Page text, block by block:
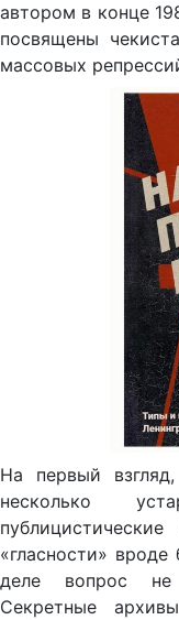
автором в конце
посвящены
массовых
На первый
несколько
«гласности»
деле вопрос не
Секретные